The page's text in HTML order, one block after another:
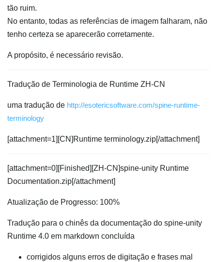
tão ruim.
No entanto, todas as referências de imagem falharam, não
tenho certeza se aparecerão corretamente.
A propósito, é necessário revisão.
Tradução de Terminologia de Runtime ZH-CN
uma tradução de http://esotericsoftware.com/spine-runtime-
terminology
[attachment=1][CN]Runtime terminology.zip[/attachment]
[attachment=0][Finished][ZH-CN]spine-unity Runtime
Documentation.zip[/attachment]
Atualização de Progresso: 100%
Tradução para o chinês da documentação do spine-unity
Runtime 4.0 em markdown concluída
corrigidos alguns erros de digitação e frases mal